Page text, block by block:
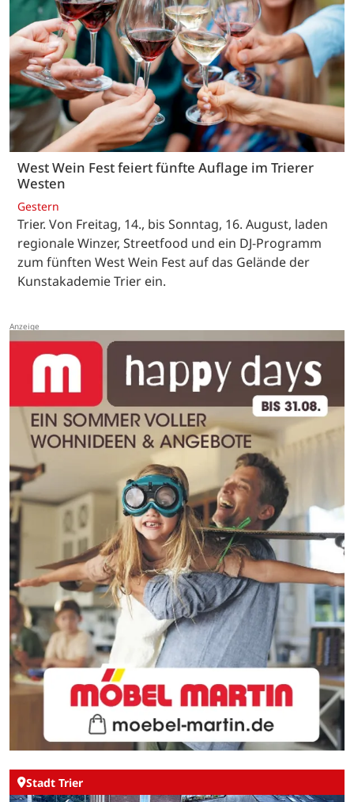
West Wein Fest feiert fünfte Auflage im Trierer
Westen
Gestern
Trier. Von Freitag, 14., bis Sonntag, 16. August, laden
regionale Winzer, Streetfood und ein DJ-Programm
zum fünften West Wein Fest auf das Gelände der
Kunstakademie Trier ein.
Stadt Trier